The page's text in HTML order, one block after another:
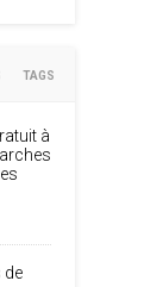
TAGS
à
de